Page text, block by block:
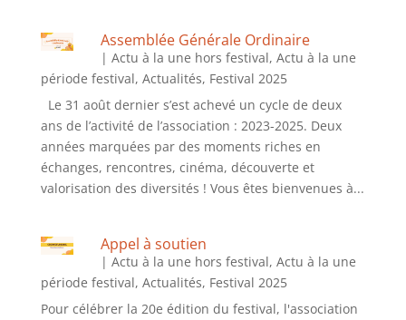
Assemblée Générale Ordinaire
| Actu à la une hors festival, Actu à la une
période festival, Actualités, Festival 2025
Le 31 août dernier s’est achevé un cycle de deux
ans de l’activité de l’association : 2023-2025. Deux
années marquées par des moments riches en
échanges, rencontres, cinéma, découverte et
valorisation des diversités ! Vous êtes bienvenues à...
Appel à soutien
| Actu à la une hors festival, Actu à la une
période festival, Actualités, Festival 2025
Pour célébrer la 20e édition du festival, l'association